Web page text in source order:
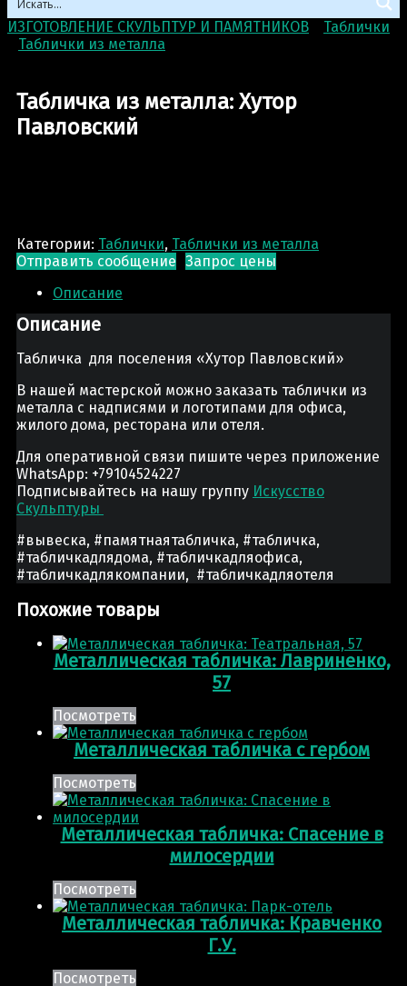
ИЗГОТОВЛЕНИЕ СКУЛЬПТУР И ПАМЯТНИКОВ
Таблички
Таблички из металла
Табличка из металла: Хутор
Павловский
Категории: Таблички, Таблички из металла
Отправить сообщение Запрос цены
Описание
Описание
Табличка для поселения «Хутор Павловский»
В нашей мастерской можно заказать таблички из
металла с надписями и логотипами для офиса,
жилого дома, ресторана или отеля.
Для оперативной связи пишите через приложение
WhatsApp: +79104524227
Подписывайтесь на нашу группу Искусство
Скульптуры
#вывеска, #памятнаятабличка, #табличка,
#табличкадлядома, #табличкадляофиса,
#табличкадлякомпании, #табличкадляотеля
Похожие товары
Металлическая табличка: Лавриненко,
57
Посмотреть
Металлическая табличка с гербом
Посмотреть
Металлическая табличка: Спасение в
милосердии
Посмотреть
Металлическая табличка: Кравченко
Г.У.
Посмотреть